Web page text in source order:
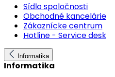
Sídlo spoločnosti
Obchodné kancelárie
Zákaznícke centrum
Hotline - Service desk
Informatika
Informatika